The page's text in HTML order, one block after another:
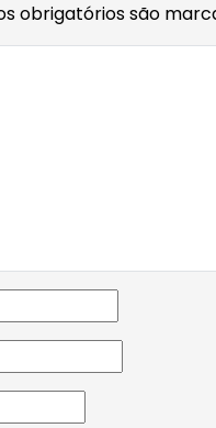
obrigatórios são